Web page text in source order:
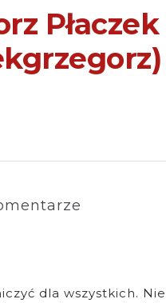
Płaczek
dla wszystkich.